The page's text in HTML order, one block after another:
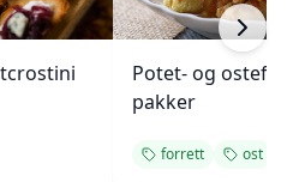
Potet- og
pakker
forrett ost